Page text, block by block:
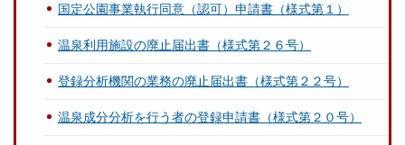
国定公園事業執行同意（認可）申請書（様式第１）
温泉利用施設の廃止届出書（様式第２６号）
登録分析機関の業務の廃止届出書（様式第２２号）
温泉成分分析を行う者の登録申請書（様式第２０号）